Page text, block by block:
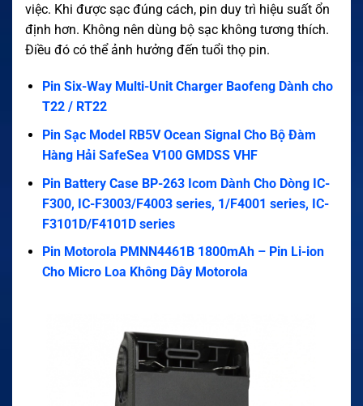
việc. Khi được sạc đúng cách, pin duy trì hiệu suất ổn
định hơn. Không nên dùng bộ sạc không tương thích.
Điều đó có thể ảnh hưởng đến tuổi thọ pin.
Pin Six-Way Multi-Unit Charger Baofeng Dành cho
T22 / RT22
Pin Sạc Model RB5V Ocean Signal Cho Bộ Đàm
Hàng Hải SafeSea V100 GMDSS VHF
Pin Battery Case BP-263 Icom Dành Cho Dòng IC-
F300, IC-F3003/F4003 series, 1/F4001 series, IC-
F3101D/F4101D series
Pin Motorola PMNN4461B 1800mAh – Pin Li-ion
Cho Micro Loa Không Dây Motorola